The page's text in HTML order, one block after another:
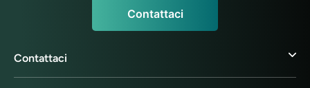
Contattaci
Contattaci